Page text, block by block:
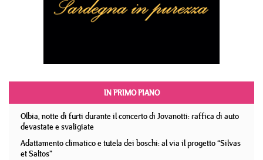
IN PRIMO PIANO
Olbia, notte di furti durante il concerto di Jovanotti: raffica di auto
devastate e svaligiate
Adattamento climatico e tutela dei boschi: al via il progetto “Silvas
et Saltos”